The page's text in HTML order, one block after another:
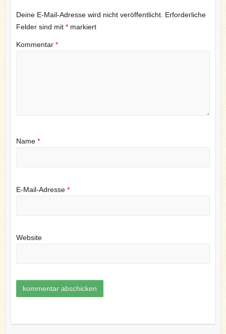
Deine E-Mail-Adresse wird nicht veröffentlicht. Erforderliche
Felder sind mit *markiert
Kommentar *
Name *
E-Mail-Adresse *
Website